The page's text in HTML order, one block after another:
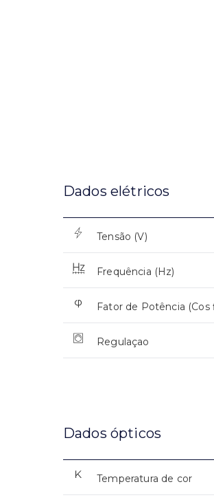
Dados elétricos
Tensão (V)
Frequência (Hz)
Fator de Potência (Cos
Regulaçao
Dados ópticos
Temperatura de cor